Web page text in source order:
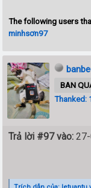
The following users
minhsơn97
BAN
Thanked:
Trả lời #97 vào: